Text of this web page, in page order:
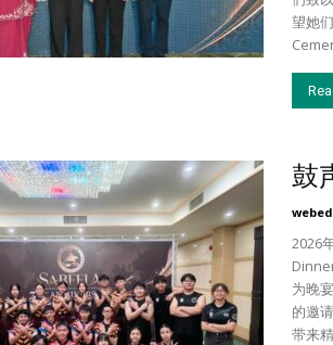
望她
鼓
2026
为晚
的邀
带来